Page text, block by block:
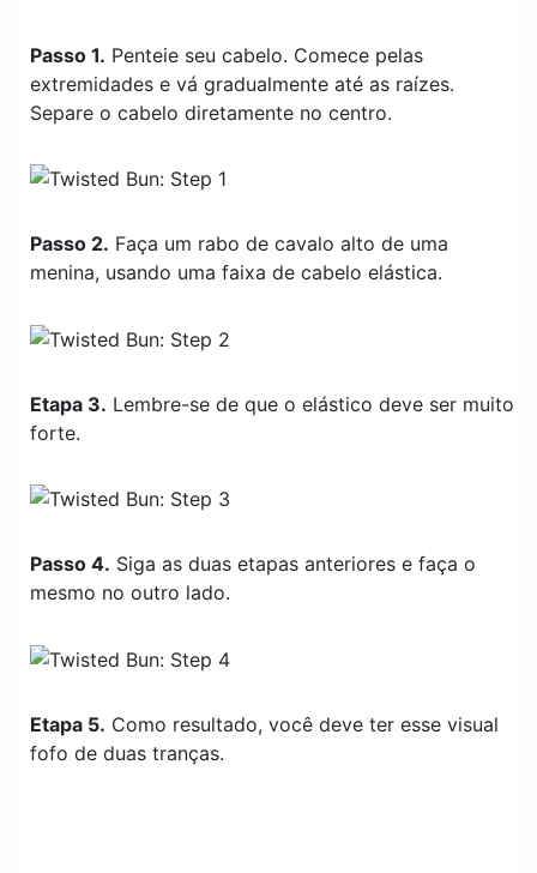
Passo 1. Penteie seu cabelo. Comece pelas
extremidades e vá gradualmente até as raízes.
Separe o cabelo diretamente no centro.
Passo 2. Faça um rabo de cavalo alto de uma
menina, usando uma faixa de cabelo elástica.
Etapa 3. Lembre-se de que o elástico deve ser muito
forte.
Passo 4. Siga as duas etapas anteriores e faça o
mesmo no outro lado.
Etapa 5. Como resultado, você deve ter esse visual
fofo de duas tranças.